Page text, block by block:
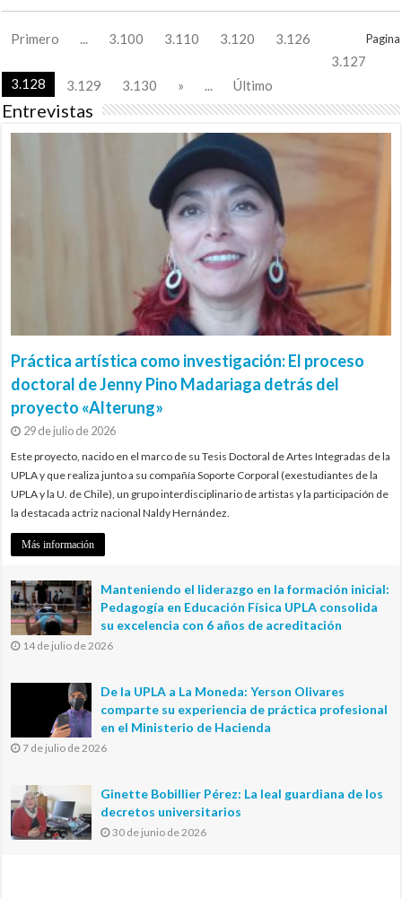
Pagina
Primero ... 3.100 3.110 3.120
3.126
3.127
3.128
3.129 3.130 » ... Último
Entrevistas
Práctica artística como investigación: El proceso
doctoral de Jenny Pino Madariaga detrás del
proyecto «Alterung»
29 de julio de 2026
Este proyecto, nacido en el marco de su Tesis Doctoral de Artes Integradas de la
UPLA y que realiza junto a su compañía Soporte Corporal (exestudiantes de la
UPLA y la U. de Chile), un grupo interdisciplinario de artistas y la participación de
la destacada actriz nacional Naldy Hernández.
Más información
Manteniendo el liderazgo en la formación inicial:
Pedagogía en Educación Física UPLA consolida
su excelencia con 6 años de acreditación
14 de julio de 2026
De la UPLA a La Moneda: Yerson Olivares
comparte su experiencia de práctica profesional
en el Ministerio de Hacienda
7 de julio de 2026
Ginette Bobillier Pérez: La leal guardiana de los
decretos universitarios
30 de junio de 2026